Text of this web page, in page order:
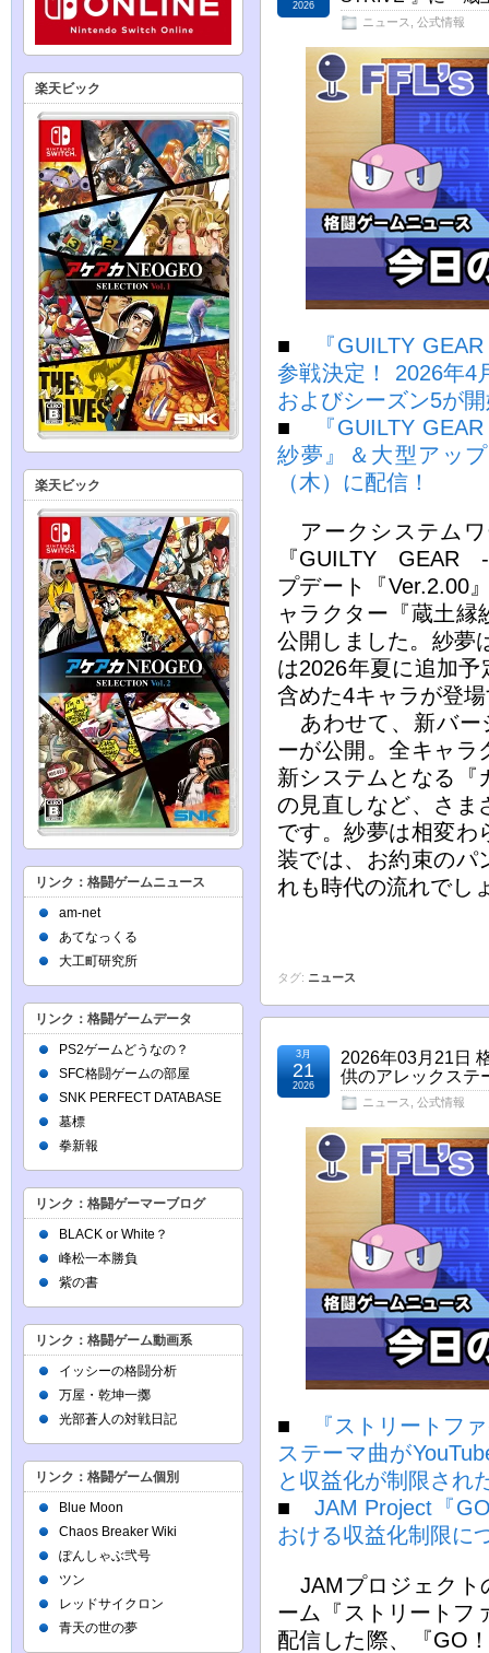
ニュース 公式情報
2026
■
『GUILTY
参戦決定！ 2026年4
およびシーズン5が
■
『GUILTY
紗夢』＆大型アッ
（木）に配信！
アークシステムワ
『GUILTY GEAR -
プデート『Ver.2.00
ャラクター『蔵土
公開しました。紗夢
は2026年夏に追加
含めた4キャラが登
あわせて、新バー
ーが公開。全キャラ
新システムとなる『
の見直しなど、さま
です。紗夢は相変わ
装では、お約束のパ
れも時代の流れでし
タグ: ニュース
2026年03月21日
供のアレックステ
ニュース 公式情報
3月
21
2026
■
『ストリートフ
ステーマ曲が
と収益化が制限され
■ JAM Project『
おける収益化制限に
JAMプロジェクト
ーム『ストリートフ
配信した際、『GO
楽天ビック
楽天ビック
リンク：格闘ゲームニュース
am-net
あてなっくる
大工町研究所
リンク：格闘ゲームデータ
PS2ゲームどうなの？
SFC格闘ゲームの部屋
SNK PERFECT DATABASE
墓標
拳新報
リンク：格闘ゲーマーブログ
BLACK or White？
峰松一本勝負
紫の書
リンク：格闘ゲーム動画系
イッシーの格闘分析
万屋・乾坤一擲
光部蒼人の対戦日記
リンク：格闘ゲーム個別
Blue Moon
Chaos Breaker Wiki
ぽんしゃぶ弐号
ツン
レッドサイクロン
青天の世の夢